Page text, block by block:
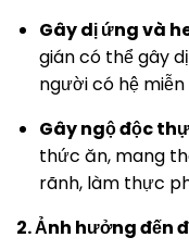
Gây dị ứng và
gián có thể gây
người có hệ miễn
Gây ngộ độc
thức ăn, mang
rãnh, làm thực
2. Ảnh hưởng đến